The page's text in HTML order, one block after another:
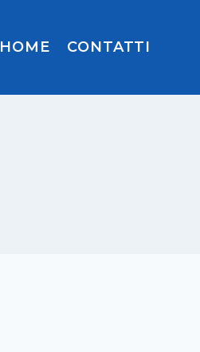
HOME CONTATTI